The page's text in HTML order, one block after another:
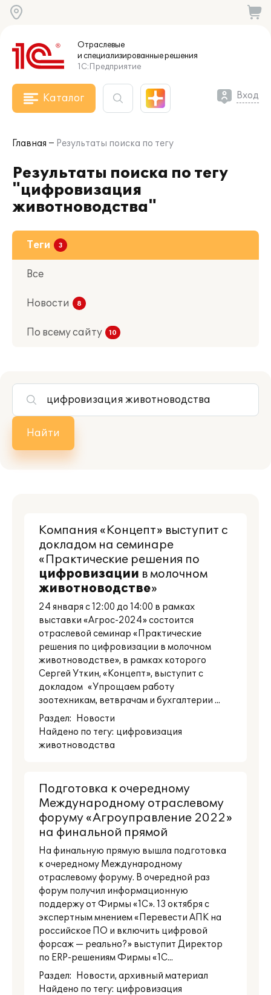
Отраслевые
и специализированныерешения
1С:Предприятие
Каталог Вход
Главная Результаты поиска по тегу
Результаты поиска по тегу
"цифровизация
животноводства"
Все
Новости
Теги
По всему сайту
Найти
Компания «Концепт» выступит с
докладом на семинаре
«Практические решения по
цифровизации в молочном
животноводстве»
24 января с 12:00 до 14:00 в рамках
выставки «Агрос-2024» состоится
отраслевой семинар «Практические
решения по цифровизации в молочном
животноводстве», в рамках которого
Сергей Уткин, «Концепт», выступит с
докладом «Упрощаем работу
зоотехникам, ветврачам и бухгалтерии ...
Раздел:
Новости
Найдено по тегу: цифровизация
животноводства
Подготовка к очередному
Международному отраслевому
форуму «Агроуправление 2022»
на финальной прямой
На финальную прямую вышла подготовка
к очередному Международному
отраслевому форуму. В очередной раз
форум получил информационную
поддержу от Фирмы «1С». 13 октября с
экспертным мнением «Перевести АПК на
российское ПО и включить цифровой
форсаж — реально?» выступит Директор
по ERP-решениям Фирмы «1С...
Раздел:
Новости, архивный материал
Найдено по тегу: цифровизация